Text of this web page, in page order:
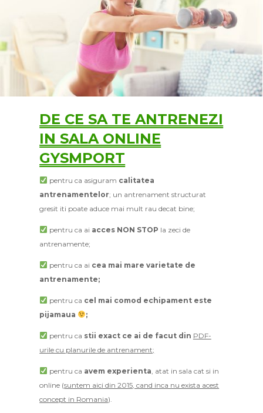
DE CE SA TE ANTRENEZI
IN SALA ONLINE
GYSMPORT
pentru ca asiguram calitatea
antrenamentelor; un antrenament structurat
gresit iti poate aduce mai mult rau decat bine;
pentru ca ai acces NON STOP la zeci de
antrenamente;
pentru ca ai cea mai mare varietate de
antrenamente;
pentru ca cel mai comod echipament este
pijamaua
;
pentru ca stii exact ce ai de facut din PDF-
urile cu planurile de antrenament;
pentru ca avem experienta, atat in sala cat si in
online (suntem aici din 2015, cand inca nu exista acest
concept in Romania).